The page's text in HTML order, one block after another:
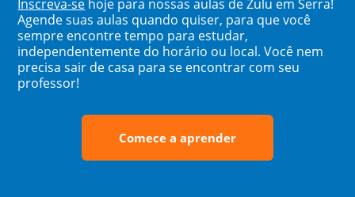
Inscreva-se hoje para nossas aulas de Zulu em Serra!
Agende suas aulas quando quiser, para que você
sempre encontre tempo para estudar,
independentemente do horário ou local. Você nem
precisa sair de casa para se encontrar com seu
professor!
Comece a aprender